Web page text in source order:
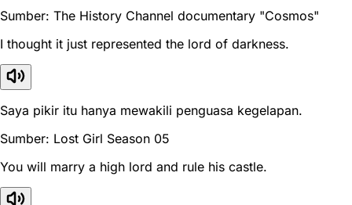
Sumber: The History Channel documentary "Cosmos"
I thought it just represented the lord of darkness.
Saya pikir itu hanya mewakili penguasa kegelapan.
Sumber: Lost Girl Season 05
You will marry a high lord and rule his castle.